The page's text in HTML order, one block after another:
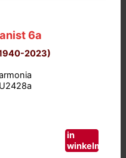
6a
2023)
in
winkelmand